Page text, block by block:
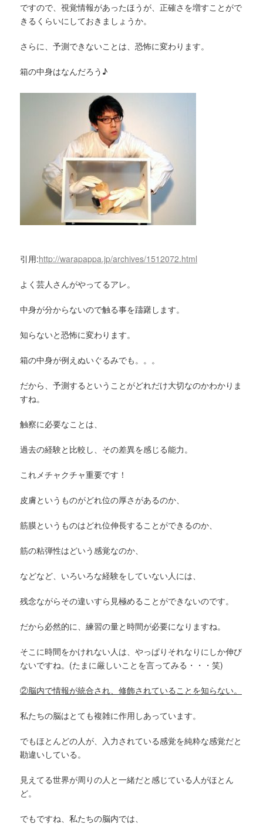
ですので、視覚情報があったほうが、正確さを増すことがで
きるくらいにしておきましょうか。
さらに、予測できないことは、恐怖に変わります。
箱の中身はなんだろう♪
引用:http://warapappa.jp/archives/1512072.html
よく芸人さんがやってるアレ。
中身が分からないので触る事を躊躇します。
知らないと恐怖に変わります。
箱の中身が例えぬいぐるみでも。。。
だから、予測するということがどれだけ大切なのかわかりま
すね。
触察に必要なことは、
過去の経験と比較し、その差異を感じる能力。
これメチャクチャ重要です！
皮膚というものがどれ位の厚さがあるのか、
筋膜というものはどれ位伸長することができるのか、
筋の粘弾性はどいう感覚なのか、
などなど、いろいろな経験をしていない人には、
残念ながらその違いすら見極めることができないのです。
だから必然的に、練習の量と時間が必要になりますね。
そこに時間をかけれない人は、やっぱりそれなりにしか伸び
ないですね。(たまに厳しいことを言ってみる・・・笑)
②脳内で情報が統合され、修飾されていることを知らない。
私たちの脳はとても複雑に作用しあっています。
でもほとんどの人が、入力されている感覚を純粋な感覚だと
勘違いしている。
見えてる世界が周りの人と一緒だと感じている人がほとん
ど。
でもですね、私たちの脳内では、